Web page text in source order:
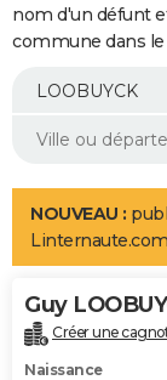
AUTO
Essais
Réserver un essai
Citadines
Berlines
SUV
Forum auto
+
Mobiles
Meilleur smartphone
Internet
Ordinateurs
Jeux vidéo
Guide high-tech
Aménagement
LIFESTYLE
Art de vivre
Bien-être
Loisirs
Mode
Modes de vie
Alimentation
Guide de la santé
Maladies
Médicaments
Sommeil
VOYAGE
Destinations
City break
Voyage nature
Voyage de noces
Forum
Climat
+PHOTO
nom d'un défunt
commune dans
NOUVEAU :
Linternaute.com
Guy
Créer une
Naissance